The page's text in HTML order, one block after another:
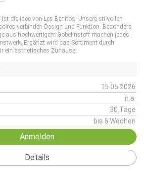
die Idee von Les Benitos. Unsere stilvollen
verbinden Design und Funktion. Besonders
aus hochwertigem Gobelinstoff machen jedes
Ergänzt wird das Sortiment durch
ein ästhetisches Zuhause.
15.05.2026
n.a.
30 Tage
bis 6 Wochen
Anmelden
Details